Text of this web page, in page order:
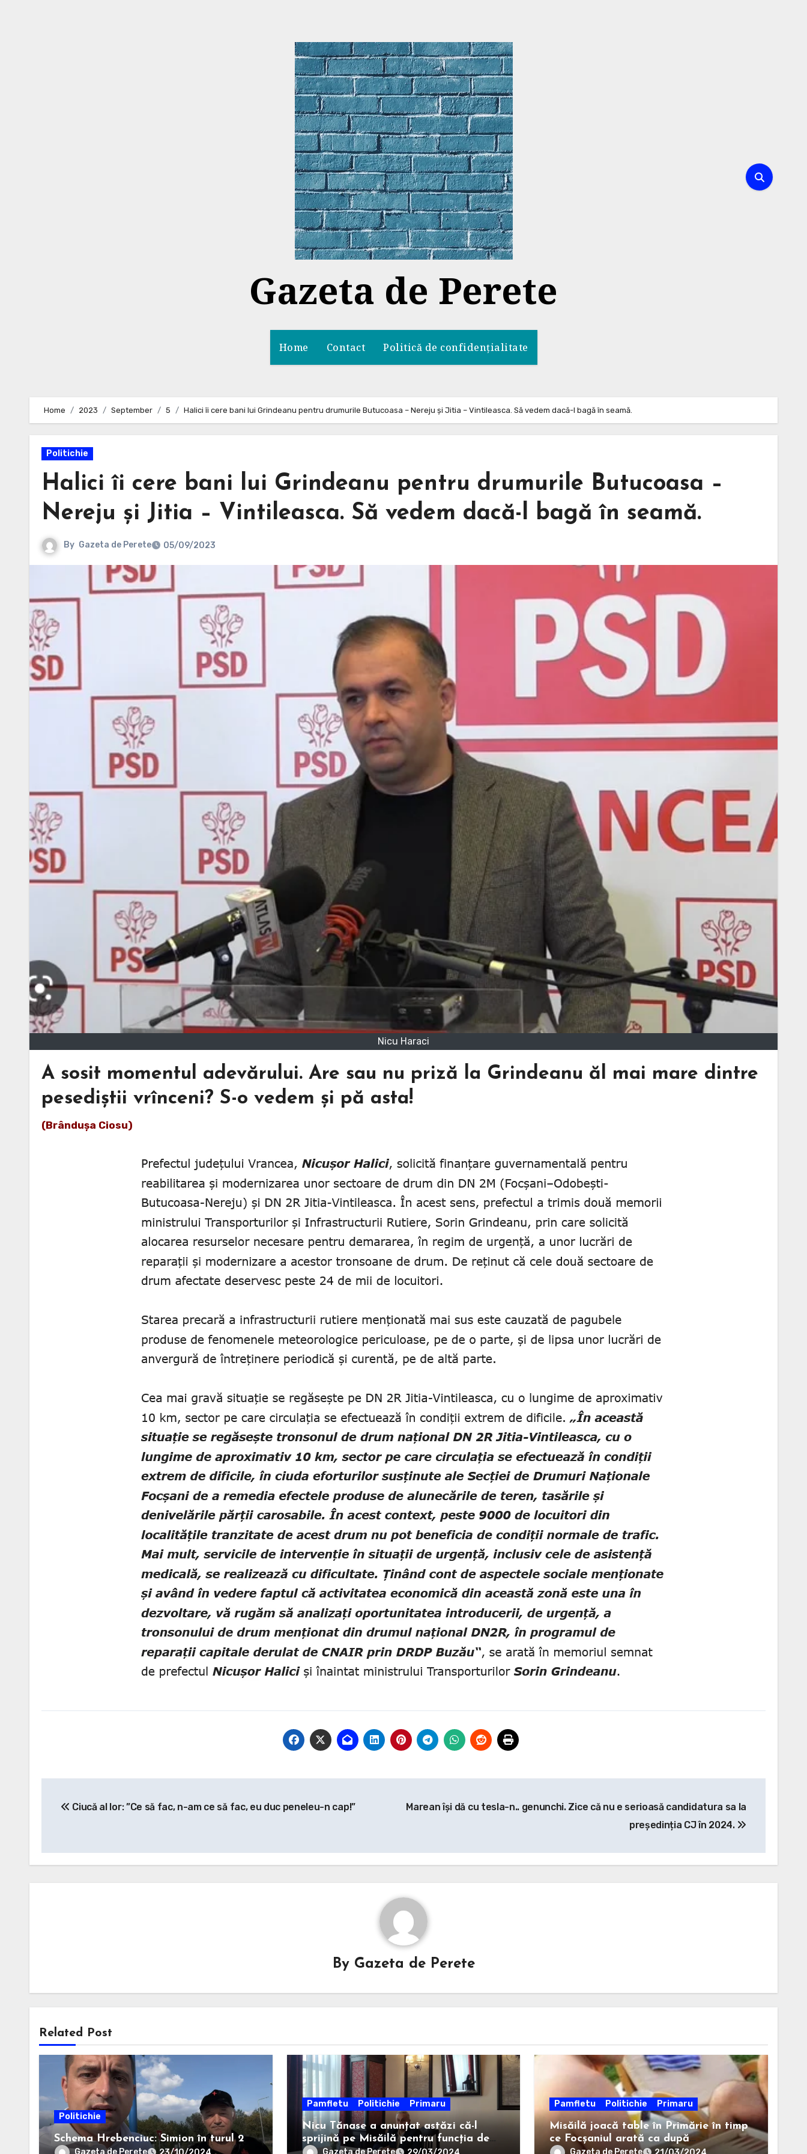
Gazeta de Perete
Home Contact Politică de confidențialitate
Home 2023 September 5 Halici îi cere bani lui Grindeanu pentru drumurile Butucoasa – Nereju și Jitia – Vintileasca. Să vedem dacă-l bagă în seamă.
Politichie
Halici îi cere bani lui Grindeanu pentru drumurile Butucoasa –
Nereju și Jitia – Vintileasca. Să vedem dacă-l bagă în seamă.
By Gazeta de Perete 05/09/2023
Nicu Haraci
A sosit momentul adevărului. Are sau nu priză la Grindeanu ăl mai mare dintre
pesediștii vrînceni? S-o vedem și pă asta!
(Brândușa Ciosu)
navigation
Ciucă al lor: ”Ce să fac, n-am ce să fac, eu duc peneleu-n cap!”
Marean își dă cu tesla-n.. genunchi. Zice că nu e serioasă candidatura sa la
președinția CJ în 2024.
By Gazeta de Perete
Related Post
Politichie
Schema Hrebenciuc: Simion în turul 2
Pamfletu Politichie Primaru
Nicu Tănase a anunțat astăzi că-l
sprijină pe Misăilă pentru funcția de
primar al Focșaniului
Pamfletu Politichie Primaru
Misăilă joacă table în Primărie în timp
ce Focșaniul arată ca după
bombardament